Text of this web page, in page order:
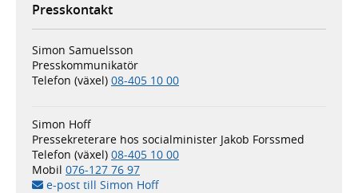
Presskontakt
Simon Samuelsson
Presskommunikatör
Telefon (växel) 08-405 10 00
Simon Hoff
Pressekreterare hos socialminister Jakob Forssmed
Telefon (växel) 08-405 10 00
Mobil 076-127 76 97
e-post till Simon Hoff